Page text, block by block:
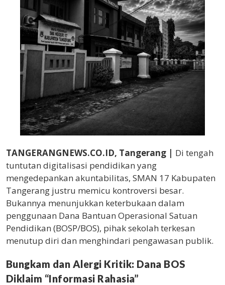
TANGERANGNEWS.CO.ID, Tangerang | Di tengah
tuntutan digitalisasi pendidikan yang
mengedepankan akuntabilitas, SMAN 17 Kabupaten
Tangerang justru memicu kontroversi besar.
Bukannya menunjukkan keterbukaan dalam
penggunaan Dana Bantuan Operasional Satuan
Pendidikan (BOSP/BOS), pihak sekolah terkesan
menutup diri dan menghindari pengawasan publik.
Bungkam dan Alergi Kritik: Dana BOS
Diklaim “Informasi Rahasia”